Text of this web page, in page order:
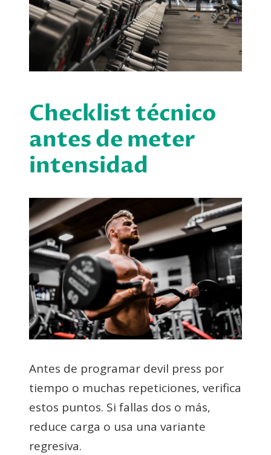
Checklist técnico
antes de meter
intensidad
Antes de programar devil press por
tiempo o muchas repeticiones, verifica
estos puntos. Si fallas dos o más,
reduce carga o usa una variante
regresiva.